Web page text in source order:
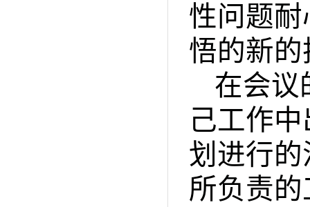
性问题
悟的新
在会议
己工作
划进行
所负责